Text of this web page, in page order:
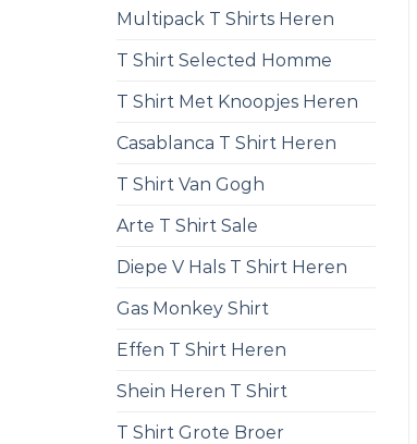
Multipack T Shirts Heren
T Shirt Selected Homme
T Shirt Met Knoopjes Heren
Casablanca T Shirt Heren
T Shirt Van Gogh
Arte T Shirt Sale
Diepe V Hals T Shirt Heren
Gas Monkey Shirt
Effen T Shirt Heren
Shein Heren T Shirt
T Shirt Grote Broer